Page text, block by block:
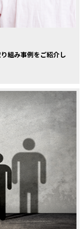
組み事例をご紹介し